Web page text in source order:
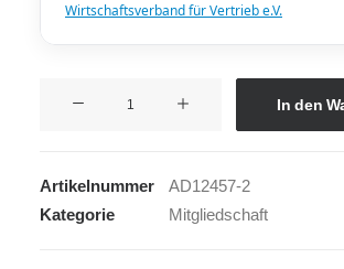
Wirtschaftsverband für Vertrieb e.V.
In den
Artikelnummer
AD12457-2
Kategorie
Mitgliedschaft